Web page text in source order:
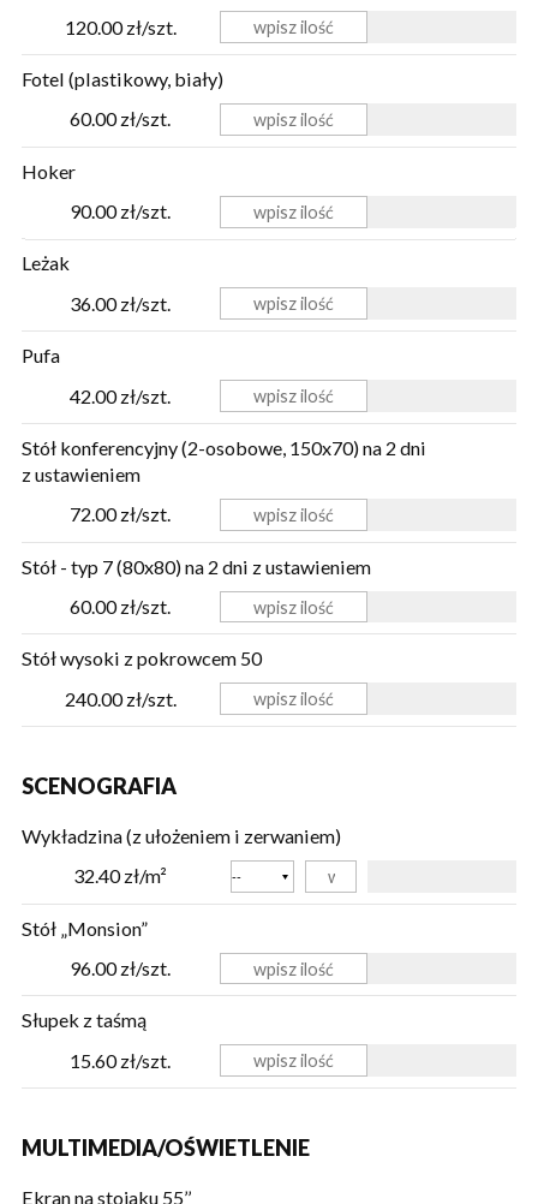
120.00 zł/szt.
Fotel (plastikowy, biały)
60.00 zł/szt.
Hoker
90.00 zł/szt.
Leżak
36.00 zł/szt.
Pufa
42.00 zł/szt.
Stół konferencyjny (2-osobowe, 150x70) na 2 dni
z ustawieniem
72.00 zł/szt.
Stół - typ 7 (80x80) na 2 dni z ustawieniem
60.00 zł/szt.
Stół wysoki z pokrowcem 50
240.00 zł/szt.
SCENOGRAFIA
Wykładzina (z ułożeniem i zerwaniem)
32.40 zł/m²
Kolor
Stół „Monsion”
96.00 zł/szt.
Słupek z taśmą
15.60 zł/szt.
MULTIMEDIA/OŚWIETLENIE
Ekran na stojaku 55’’